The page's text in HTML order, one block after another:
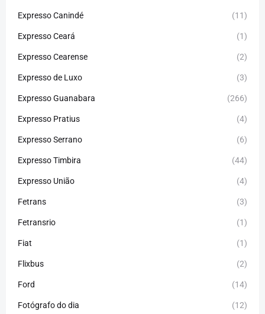
Expresso Canindé (11)
Expresso Ceará (1)
Expresso Cearense (2)
Expresso de Luxo (3)
Expresso Guanabara (266)
Expresso Pratius (4)
Expresso Serrano (6)
Expresso Timbira (44)
Expresso União (4)
Fetrans (3)
Fetransrio (1)
Fiat (1)
Flixbus (2)
Ford (14)
Fotógrafo do dia (12)